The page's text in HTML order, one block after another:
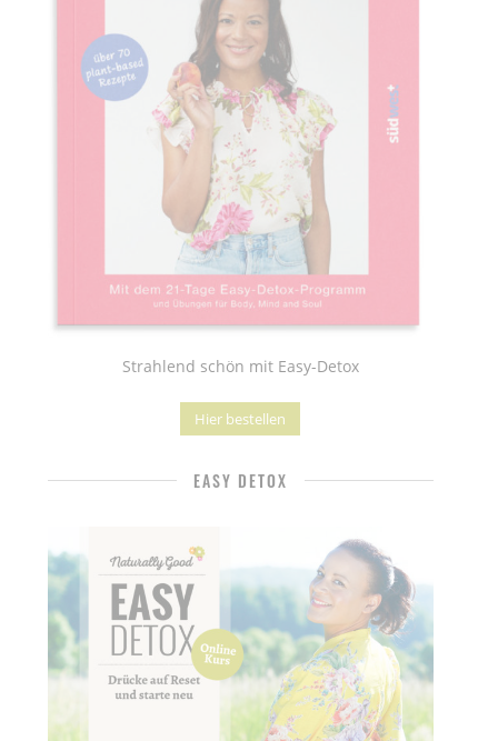
Strahlend schön mit Easy-Detox
Hier bestellen
EASY DETOX